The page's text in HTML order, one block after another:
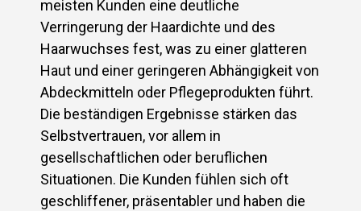
meisten Kunden eine deutliche
Verringerung der Haardichte und des
Haarwuchses fest, was zu einer glatteren
Haut und einer geringeren Abhängigkeit von
Abdeckmitteln oder Pflegeprodukten führt.
Die beständigen Ergebnisse stärken das
Selbstvertrauen, vor allem in
gesellschaftlichen oder beruflichen
Situationen. Die Kunden fühlen sich oft
geschliffener, präsentabler und haben die